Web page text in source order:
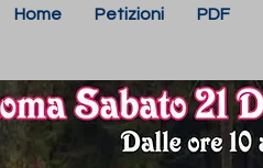
Home Petizioni PDF